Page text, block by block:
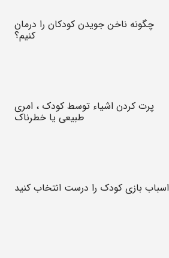
چگونه ناخن جویدن کودکان را درمان
کنیم؟
پرت کردن اشیاء توسط کودک ، امری
طبیعی یا خطرناک
اسباب بازی کودک را درست انتخاب کنید